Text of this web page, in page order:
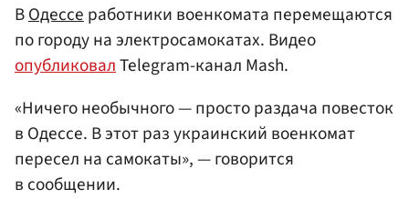
ВОдессеработники военкомата перемещаются
по городу на электросамокатах. Видео
опубликовалTelegram-канал Mash.
«Ничего необычного — просто раздача повесток
в Одессе. В этот раз украинский военкомат
пересел на самокаты», — говорится
в сообщении.